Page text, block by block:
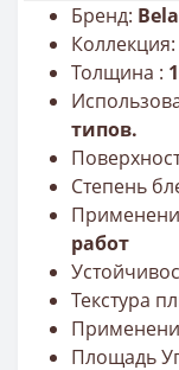
Бренд:
Коллекция:
Толщина :
типов.
Степень
работ
Текстура
Площадь